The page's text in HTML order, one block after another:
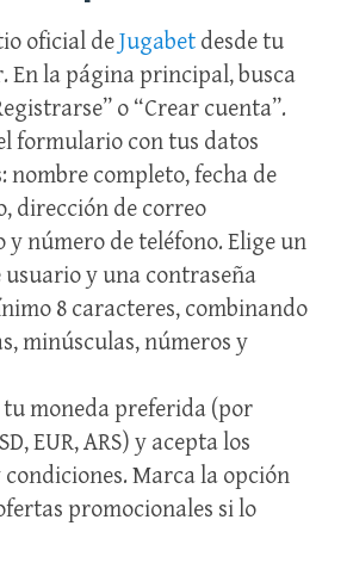
oficial deJugabet desde tu
En la página principal, busca
o “Crear cuenta”.
formulario con tus datos
nombre completo, fecha de
dirección de correo
y número de teléfono. Elige un
usuario y una contraseña
8 caracteres, combinando
minúsculas, números y
tu moneda preferida (por
EUR, ARS) y acepta los
Marca la opción
promocionales si lo